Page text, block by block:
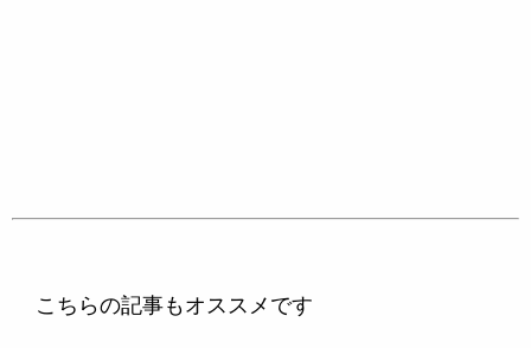
こちらの記事もオススメです